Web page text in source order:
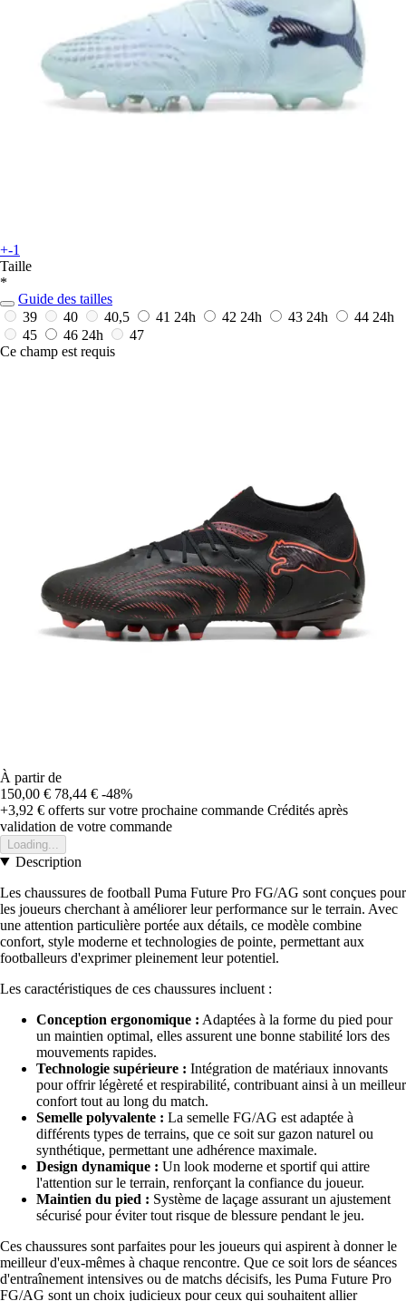
+-1
Taille
*
Guide des tailles
39
40 40,5 41 24h 42 24h 43 24h 44 24h
45
46 24h
47
Ce champ est requis
À partir de
150,00 € 78,44 € -48%
+3,92 € offerts sur votre prochaine commande Crédités après
validation de votre commande
Loading...
Description
Les chaussures de football Puma Future Pro FG/AG sont conçues pour
les joueurs cherchant à améliorer leur performance sur le terrain. Avec
une attention particulière portée aux détails, ce modèle combine
confort, style moderne et technologies de pointe, permettant aux
footballeurs d'exprimer pleinement leur potentiel.
Les caractéristiques de ces chaussures incluent :
Conception ergonomique : Adaptées à la forme du pied pour
un maintien optimal, elles assurent une bonne stabilité lors des
mouvements rapides.
Technologie supérieure : Intégration de matériaux innovants
pour offrir légèreté et respirabilité, contribuant ainsi à un meilleur
confort tout au long du match.
Semelle polyvalente : La semelle FG/AG est adaptée à
différents types de terrains, que ce soit sur gazon naturel ou
synthétique, permettant une adhérence maximale.
Design dynamique : Un look moderne et sportif qui attire
l'attention sur le terrain, renforçant la confiance du joueur.
Maintien du pied : Système de laçage assurant un ajustement
sécurisé pour éviter tout risque de blessure pendant le jeu.
Ces chaussures sont parfaites pour les joueurs qui aspirent à donner le
meilleur d'eux-mêmes à chaque rencontre. Que ce soit lors de séances
d'entraînement intensives ou de matchs décisifs, les Puma Future Pro
FG/AG sont un choix judicieux pour ceux qui souhaitent allier